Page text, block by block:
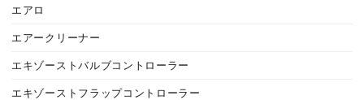
エアロ
エアークリーナー
エキゾーストバルブコントローラー
エキゾーストフラップコントローラー